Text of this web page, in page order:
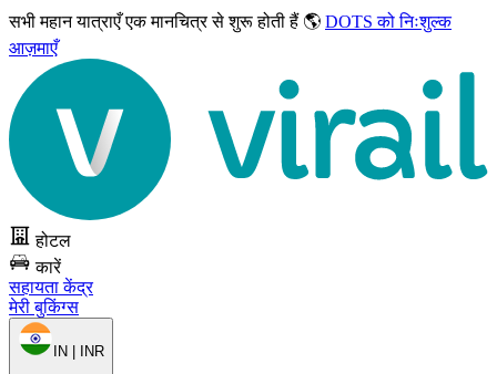
सभी महान यात्राएँएक मानचित्र से शुरू होती हैं 🌎 DOTS को निःशुल्क
आज़माएँ
होटल
कारें
सहायता केंद्र
मेरी बुकिंग्स
IN | INR